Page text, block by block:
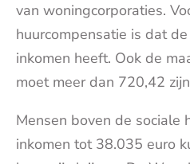
van woningcorporaties.
huurcompensatie is dat
inkomen heeft. Ook de
moet meer dan 720,42
Mensen boven de sociale
inkomen tot 38.035 euro